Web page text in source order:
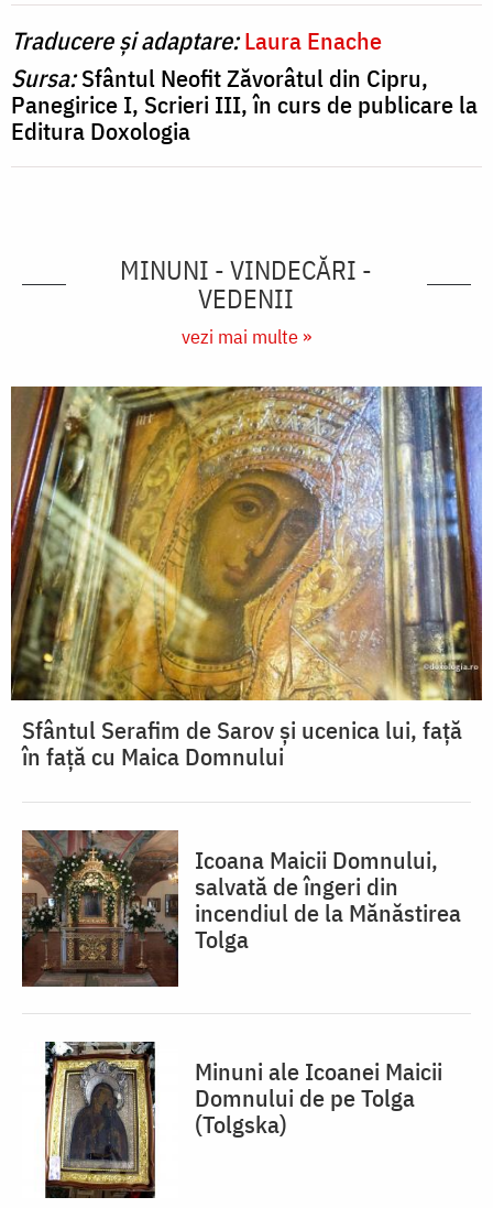
Traducere și adaptare:Laura Enache
Sursa:Sfântul Neofit Zăvorâtul din Cipru,
Panegirice I, Scrieri III, în curs de publicare la
Editura Doxologia
MINUNI - VINDECĂRI -
VEDENII
vezi mai multe »
Sfântul Serafim de Sarov și ucenica lui, față
în față cu Maica Domnului
Icoana Maicii Domnului,
salvată de îngeri din
incendiul de la Mănăstirea
Tolga
Minuni ale Icoanei Maicii
Domnului de pe Tolga
(Tolgska)